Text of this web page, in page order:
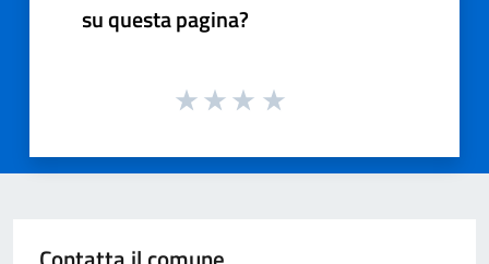
su questa pagina?